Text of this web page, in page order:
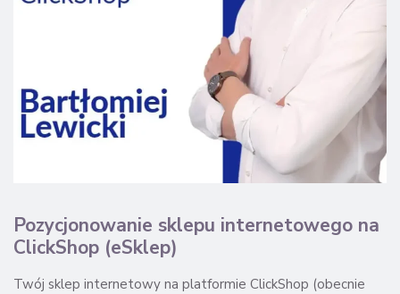
Pozycjonowanie sklepu internetowego na
ClickShop (eSklep)
Twój sklep internetowy na platformie ClickShop (obecnie